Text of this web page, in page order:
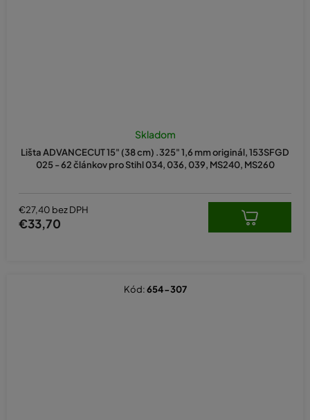
Lišta ADVANCECUT 15" (38 cm) .325" 1,6 mm originál, 153SFGD
025 - 62 článkov pro Stihl 034, 036, 039, MS240, MS260
Skladom
€27,40 bez DPH
€33,70
Kód:654-307